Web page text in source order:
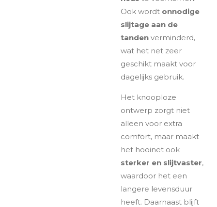
Ook wordt onnodige
slijtage aan de
tanden verminderd,
wat het net zeer
geschikt maakt voor
dagelijks gebruik.
Het knooploze
ontwerp zorgt niet
alleen voor extra
comfort, maar maakt
het hooinet ook
sterker en slijtvaster,
waardoor het een
langere levensduur
heeft. Daarnaast blijft